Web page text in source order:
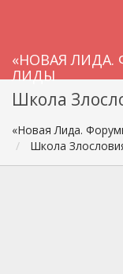
«НОВАЯ
ЛИДЫ
Школа
«Новая Лида.
Школа